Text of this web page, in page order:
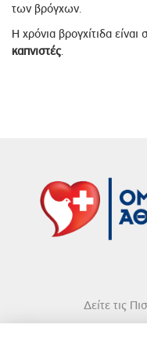
των βρόγχων.
Η χρόνια βρογχίτιδα
καπνιστές.
Δείτε τις